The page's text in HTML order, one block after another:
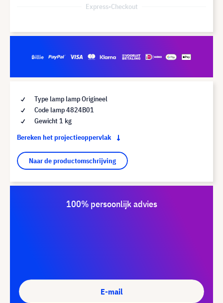
Express-Checkout
Type lamp lamp Origineel
Code lamp 4824B01
Gewicht 1 kg
Bereken het projectieoppervlak
Naar de productomschrijving
100% persoonlijk advies
E-mail